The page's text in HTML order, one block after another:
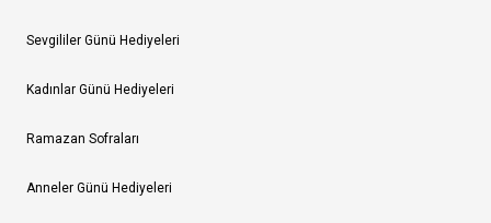
Sevgililer Günü Hediyeleri
Kadınlar Günü Hediyeleri
Ramazan Sofraları
Anneler Günü Hediyeleri